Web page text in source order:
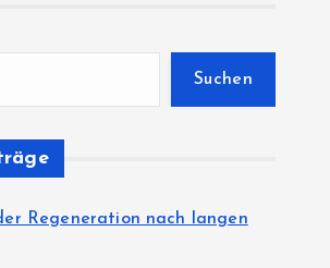
Suchen
Regeneration nach langen